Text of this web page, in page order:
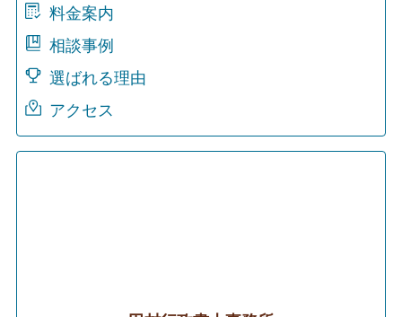
料金案内
相談事例
選ばれる理由
アクセス